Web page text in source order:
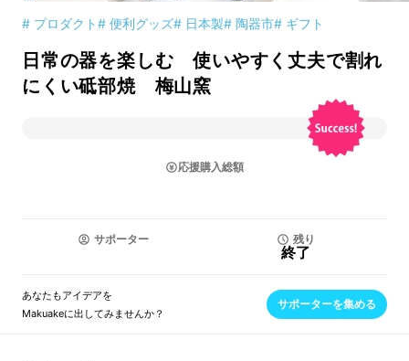
# プロダクト# 便利グッズ# 日本製# 陶器市# ギフト
日常の器を楽しむ 使いやすく丈夫で割れ
にくい砥部焼 梅山窯
応援購入総額
サポーター 残り
終了
あなたもアイデアを
Makuakeに出してみませんか？
サポーターを集める